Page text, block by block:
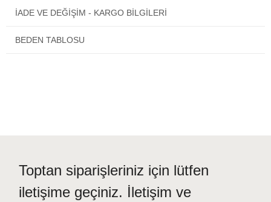
garantilidir.
dolayısıyla kuşa hiçbir şekilde zarar vermez.
İADE VE DEĞİŞİM - KARGO BİLGİLERİ
BEDEN TABLOSU
Toptan siparişleriniz için lütfen
iletişime geçiniz. İletişim ve